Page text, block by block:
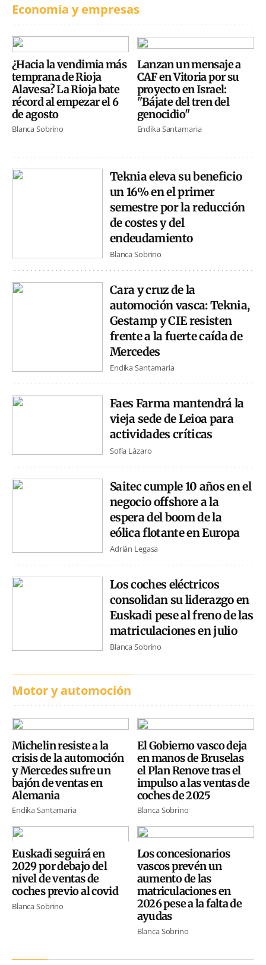
Economía y empresas
¿Hacia la vendimia más
temprana de Rioja
Alavesa? La Rioja bate
récord al empezar el 6
de agosto
Blanca Sobrino
Lanzan un mensaje a
CAF en Vitoria por su
proyecto en Israel:
"Bájate del tren del
genocidio"
Endika Santamaria
Teknia eleva su beneficio
un 16% en el primer
semestre por la reducción
de costes y del
endeudamiento
Blanca Sobrino
Cara y cruz de la
automoción vasca: Teknia,
Gestamp y CIE resisten
frente a la fuerte caída de
Mercedes
Endika Santamaria
Faes Farma mantendrá la
vieja sede de Leioa para
actividades críticas
Sofía Lázaro
Saitec cumple 10 años en el
negocio offshore a la
espera del boom de la
eólica flotante en Europa
Adrián Legasa
Los coches eléctricos
consolidan su liderazgo en
Euskadi pese al freno de las
matriculaciones en julio
Blanca Sobrino
Motor y automoción
Michelin resiste a la
crisis de la automoción
y Mercedes sufre un
bajón de ventas en
Alemania
Endika Santamaria
El Gobierno vasco deja
en manos de Bruselas
el Plan Renove tras el
impulso a las ventas de
coches de 2025
Blanca Sobrino
Euskadi seguirá en
2029 por debajo del
nivel de ventas de
coches previo al covid
Blanca Sobrino
Los concesionarios
vascos prevén un
aumento de las
matriculaciones en
2026 pese a la falta de
ayudas
Blanca Sobrino